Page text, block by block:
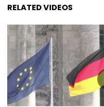
RELATED VIDEOS